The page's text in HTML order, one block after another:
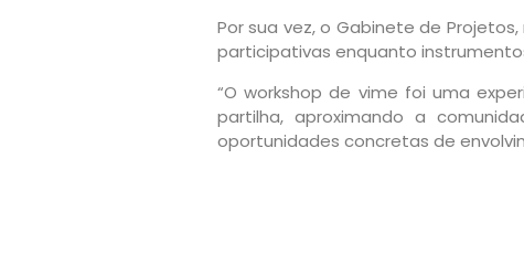
Por sua vez, o Gabinete de
participativas enquanto
“O workshop de vime foi uma
partilha, aproximando a
oportunidades concretas de